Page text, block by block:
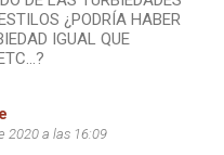
¿PODRÍA HABER
IGUAL QUE
2020 a las 16:09